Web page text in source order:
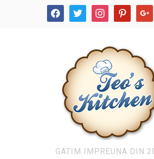
facebooktwitter instagrampinterestgoogle
GATIM IMPREUNA DIN